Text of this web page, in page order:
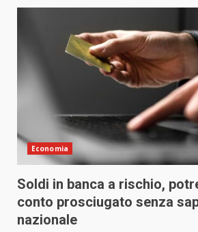
Economia
Soldi in banca a rischio,
conto prosciugato senza
nazionale